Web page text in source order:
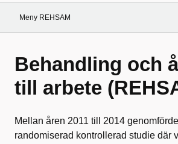
Meny REHSAM
Behandling och
till arbete
Mellan åren 2011 till 2014
randomiserad kontrollerad studie där